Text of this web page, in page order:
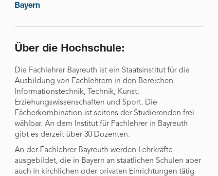
Bayern
Über die Hochschule:
Die Fachlehrer Bayreuth ist ein Staatsinstitut für die
Ausbildung von Fachlehrern in den Bereichen
Informationstechnik, Technik, Kunst,
Erziehungswissenschaften und Sport. Die
Fächerkombination ist seitens der Studierenden frei
wählbar. An dem Institut für Fachlehrer in Bayreuth
gibt es derzeit über 30 Dozenten.
An der Fachlehrer Bayreuth werden Lehrkräfte
ausgebildet, die in Bayern an staatlichen Schulen aber
auch in kirchlichen oder privaten Einrichtungen tätig